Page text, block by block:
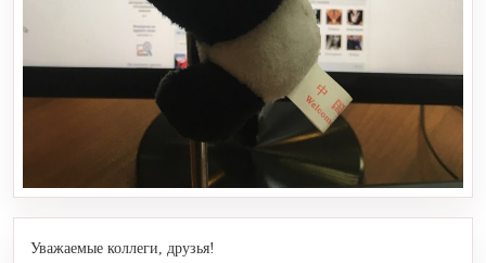
Уважаемые коллеги, друзья!